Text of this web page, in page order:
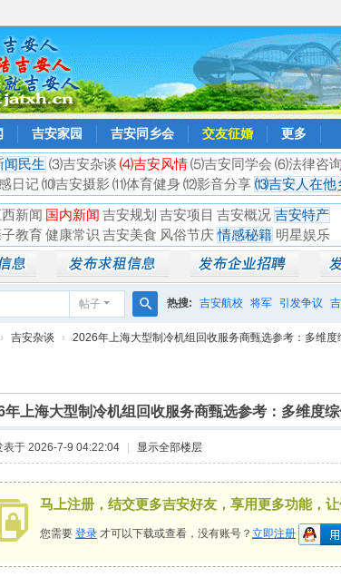
吉安家园 吉安同乡会 交友征婚 更多
民生 ⑶吉安杂谈 ⑷吉安风情⑸吉安同学会 ⑹法律咨询
日记 ⑽吉安摄影 ⑾体育健身 ⑿影音分享 ⒀吉安人在他
新闻 国内新闻 吉安规划 吉安项目 吉安概况 吉安特产
子教育 健康常识 吉安美食 风俗节庆 情感秘籍 明星娱乐
帖子
搜
热搜: 吉安航校 将军 引发争议
相亲聚会 井冈山
› 吉安杂谈 › 2026年上海大型制冷机组回收服务商甄选参考：多维度
年上海大型制冷机组回收服务商甄选参考：多维度
表于 2026-7-9 04:22:04 显示全部楼层
马上注册，结交更多吉安好友，享用更多功能，
您需要 登录 才可以下载或查看，没有账号？ 立即注册